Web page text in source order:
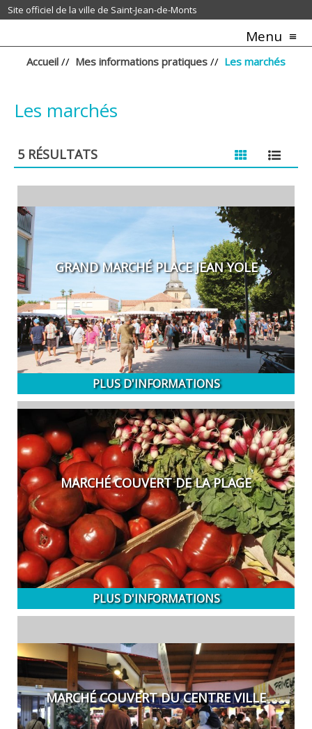
Site officiel de la ville de Saint-Jean-de-Monts
Menu
Accueil // Mes informations pratiques // Les marchés
Les marchés
5RÉSULTATS
GRAND MARCHÉ PLACE JEAN YOLE
PLUS D'INFORMATIONS
MARCHÉ COUVERT DE LA PLAGE
PLUS D'INFORMATIONS
MARCHÉ COUVERT DU CENTRE VILLE